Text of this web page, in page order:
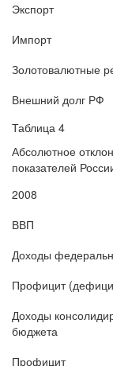
Экспорт
Импорт
Золотовалютные
Внешний долг РФ
Таблица 4
Абсолютное
показателей
2008
ВВП
Доходы
Профицит
Доходы
бюджета
Профицит